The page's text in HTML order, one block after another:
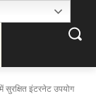
सुरक्षित इंटरनेट उपयोग